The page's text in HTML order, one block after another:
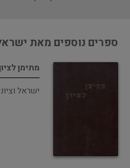
ספרים נוספים מאת
מתימן
ישראל